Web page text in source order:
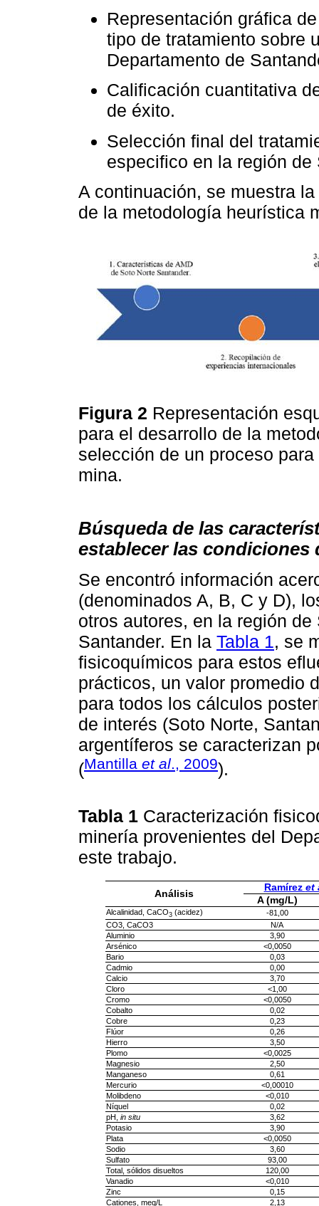
Representación gráfica
tipo de tratamiento sobre
Departamento de
Calificación cuantitativa
de éxito.
Selección final del
especifico en la región de
A continuación, se muestra la
de la metodología heurística
Figura 2 Representación
para el desarrollo de la
selección de un proceso
mina.
Búsqueda de las
establecer las condiciones
Se encontró información
(denominados A, B, C y D),
otros autores, en la región
Santander. En la Tabla 1, se
fisicoquímicos para estos
prácticos, un valor promedio
para todos los cálculos
de interés (Soto Norte,
argentíferos se caracterizan
(Mantilla et al., 2009).
Tabla 1 Caracterización
minería provenientes del
este trabajo.
Análisis
Ramírez et
A (mg/L)
Alcalinidad, CaCO3(acidez)
-81,00
CO3, CaCO3
N/A
Aluminio
3,90
Arsénico
<0,0050
Bario
0,03
Cadmio
0,00
Calcio
3,70
Cloro
<1,00
Cromo
<0,0050
Cobalto
0,02
Cobre
0,23
Flúor
0,26
Hierro
3,50
Plomo
<0,0025
Magnesio
2,50
Manganeso
0,61
Mercurio
<0,00010
Molibdeno
<0,010
Níquel
0,02
pH, in situ
3,62
Potasio
3,90
Plata
<0,0050
Sodio
3,60
Sulfato
93,00
Total, sólidos disueltos
120,00
Vanadio
<0,010
Zinc
0,15
Cationes, meq/L
2,13